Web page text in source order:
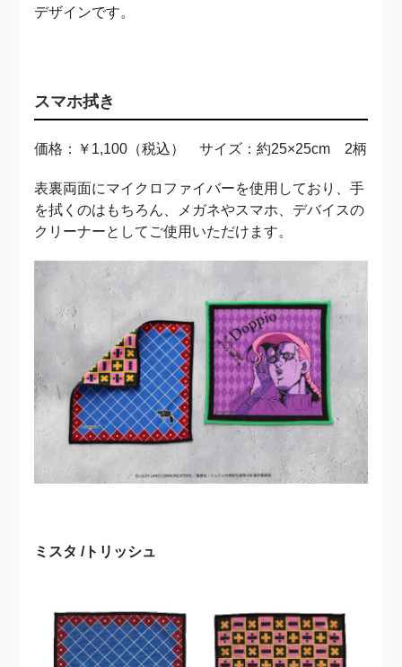
デザインです。
スマホ拭き
価格：￥1,100（税込） サイズ：約25×25cm 2柄
表裏両面にマイクロファイバーを使用しており、手
を拭くのはもちろん、メガネやスマホ、デバイスの
クリーナーとしてご使用いただけます。
ミスタ /トリッシュ